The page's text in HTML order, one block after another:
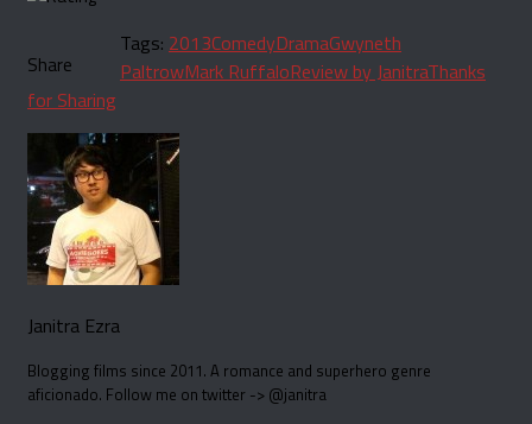
Share
Tags: 2013ComedyDramaGwyneth
PaltrowMark RuffaloReview by JanitraThanks
for Sharing
Janitra Ezra
Blogging films since 2011. A romance and superhero genre
aficionado. Follow me on twitter -> @janitra